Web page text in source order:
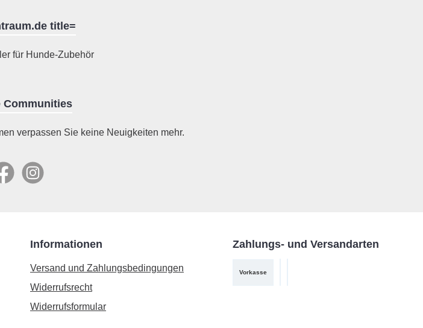
für Hunde-Zubehör
Communities
verpassen Sie keine Neuigkeiten mehr.
Instagram
Informationen
Versand und Zahlungsbedingungen
Widerrufsrecht
Widerrufsformular
Zahlungs- und Versandarten
Vorkasse